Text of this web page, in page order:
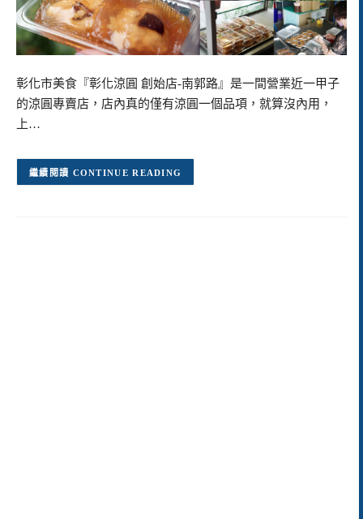
彰化市美食『彰化涼圓 創始店-南郭路』是一間營業近一甲子
的涼圓專賣店，店內真的僅有涼圓一個品項，就算沒內用，
上…
CONTINUE READING